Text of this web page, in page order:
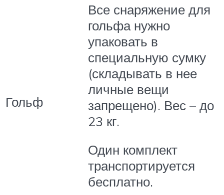
Гольф
Все снаряжение для
гольфа нужно
упаковать в
специальную сумку
(складывать в нее
личные вещи
запрещено). Вес – до
23 кг.
Один комплект
транспортируется
бесплатно.